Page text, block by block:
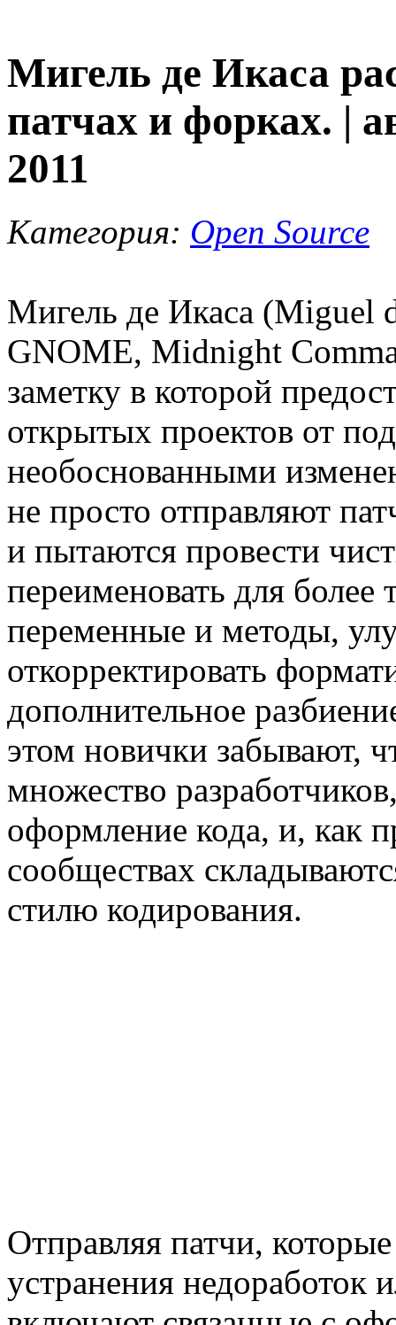
Мигель де Икаса
патчах и форках. |
2011
Категория: Open Source
Мигель де Икаса (Miguel
GNOME, Midnight
заметку в которой
открытых проектов от
необоснованными
не просто отправляют
и пытаются провести
переименовать для
переменные и методы,
откорректировать
дополнительное
этом новички забывают,
множество
оформление кода, и, как
сообществах
стилю кодирования.
Отправляя патчи,
устранения недоработок